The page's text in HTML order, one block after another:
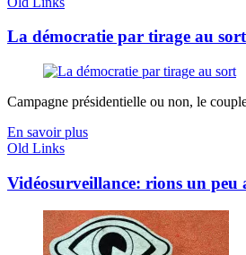
La démocratie par tirage au sort
Campagne présidentielle ou non, le
En savoir plus
Old Links
Vidéosurveillance: rions un peu